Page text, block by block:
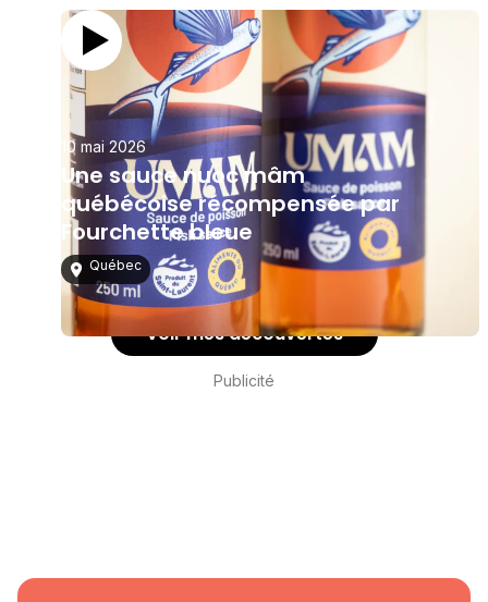
10 mai 2026
Une sauce nuoc mâm
québécoise récompensée par
Fourchette bleue
Québec
Voir mes découvertes
Publicité